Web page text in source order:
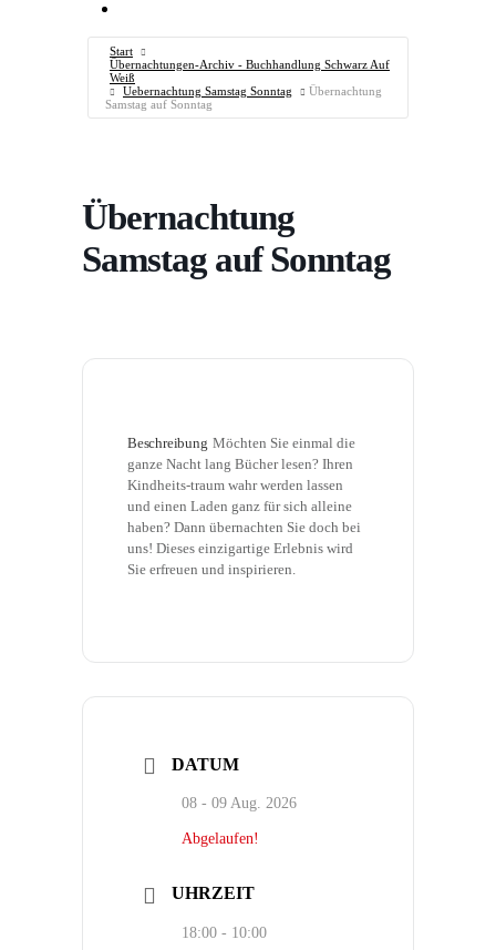
Start
Übernachtungen-Archiv - Buchhandlung Schwarz Auf
Weiß
Uebernachtung Samstag Sonntag
Übernachtung
Samstag auf Sonntag
Übernachtung
Samstag auf Sonntag
Beschreibung Möchten Sie einmal die
ganze Nacht lang Bücher lesen? Ihren
Kindheits-traum wahr werden lassen
und einen Laden ganz für sich alleine
haben? Dann übernachten Sie doch bei
uns! Dieses einzigartige Erlebnis wird
Sie erfreuen und inspirieren.
DATUM
08 - 09 Aug. 2026
Abgelaufen!
UHRZEIT
18:00 - 10:00